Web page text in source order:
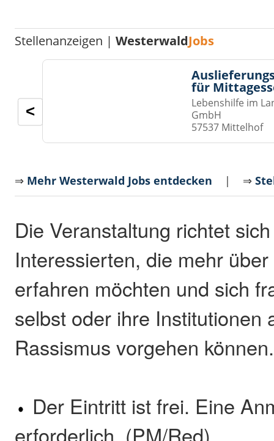
Stellenanzeigen |WesterwaldJobs
für
Lebenshilfe im
GmbH
57537 Mittelhof
<
⇒ Mehr Westerwald Jobs entdecken | ⇒
Die Veranstaltung richtet
Interessierten, die mehr
erfahren möchten und sich
selbst oder ihre Institutionen
Rassismus vorgehen können.
Der Eintritt ist frei. Eine
erforderlich. (PM/Red)